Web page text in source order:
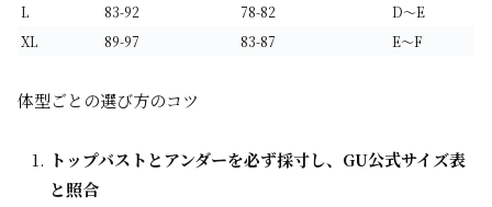
L
83-92 78-82
D〜E
XL
89-97 83-87 E〜F
体型ごとの選び方のコツ
トップバストとアンダーを必ず採寸し、GU公式サイズ表
と照合